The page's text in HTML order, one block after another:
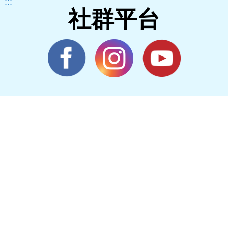
社群平台